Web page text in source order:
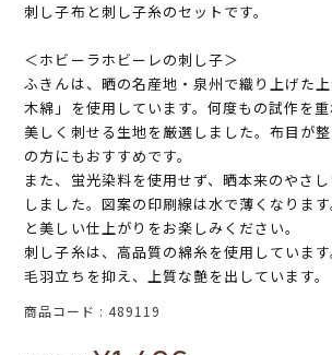
刺し子布と刺し子糸のセットです。
＜ホビーラホビーレの刺し子＞
ふきんは、晒の名産地・泉州で織り上げた
木綿」を使用しています。何度もの試作を重
美しく刺せる生地を厳選しました。布目が
の方にもおすすめです。
また、蛍光染料を使用せず、晒本来のやさ
しました。図案の印刷線は水で薄くなりま
と美しい仕上がりをお楽しみください。
刺し子糸は、高品質の綿糸を使用していま
毛羽立ちを抑え、上質な艶を出しています。
商品コード 489119